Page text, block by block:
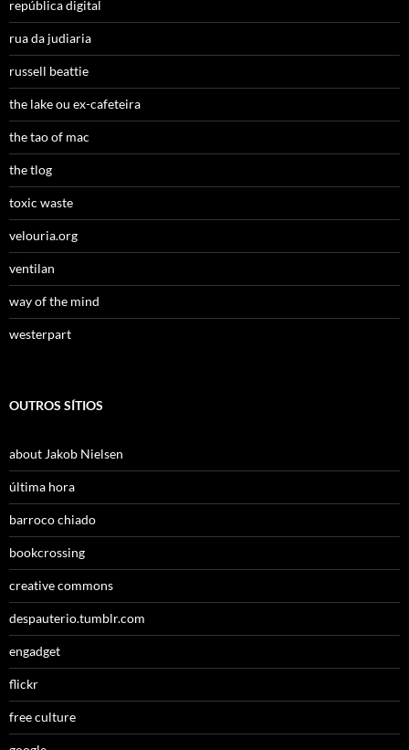
república digital
rua da judiaria
russell beattie
the lake ou ex-cafeteira
the tao of mac
the tlog
toxic waste
velouria.org
ventilan
way of the mind
westerpart
OUTROS SÍTIOS
about Jakob Nielsen
última hora
barroco chiado
bookcrossing
creative commons
despauterio.tumblr.com
engadget
flickr
free culture